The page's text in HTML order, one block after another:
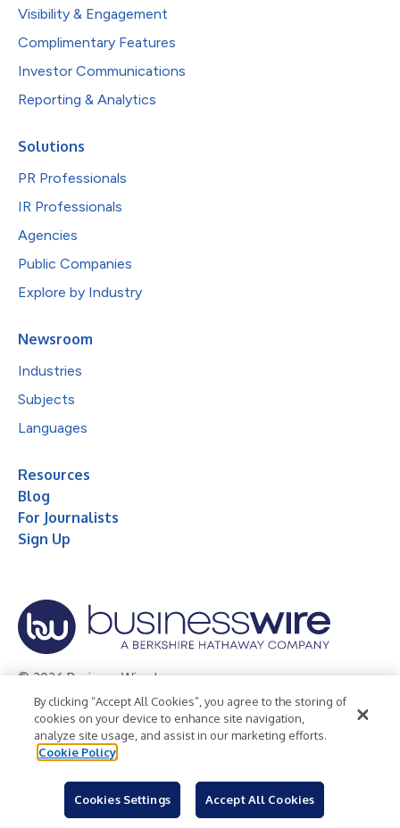
Visibility & Engagement
Complimentary Features
Investor Communications
Reporting & Analytics
Solutions
PR Professionals
IR Professionals
Agencies
Public Companies
Explore by Industry
Newsroom
Industries
Subjects
Languages
Resources
Blog
For Journalists
Sign Up
© 2026 Business Wire, Inc.
Privacy Policy Cookie Policy
Accessibility Statement
Terms of Use
Legal
By clicking “Accept All Cookies”, you agree to the storing of
cookies on your device to enhance site navigation,
analyze site usage, and assist in our marketing efforts.
Cookie Policy
Cookies Settings Accept All Cookies